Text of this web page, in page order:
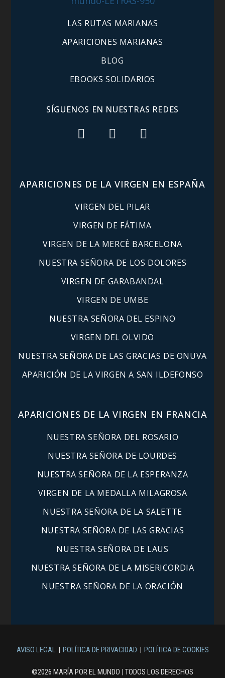
LAS RUTAS MARIANAS
APARICIONES MARIANAS
BLOG
EBOOKS SOLIDARIOS
SÍGUENOS EN NUESTRAS REDES
APARICIONES DE LA VIRGEN EN ESPAÑA
VIRGEN DEL PILAR
VIRGEN DE FÁTIMA
VIRGEN DE LA MERCÈ BARCELONA
NUESTRA SEÑORA DE LOS DOLORES
VIRGEN DE GARABANDAL
VIRGEN DE UMBE
NUESTRA SEÑORA DEL ESPINO
VIRGEN DEL OLVIDO
NUESTRA SEÑORA DE LAS GRACIAS DE ONUVA
APARICIÓN DE LA VIRGEN A SAN ILDEFONSO
APARICIONES DE LA VIRGEN EN FRANCIA
NUESTRA SEÑORA DEL ROSARIO
NUESTRA SEÑORA DE LOURDES
NUESTRA SEÑORA DE LA ESPERANZA
VIRGEN DE LA MEDALLA MILAGROSA
NUESTRA SEÑORA DE LA SALETTE
NUESTRA SEÑORA DE LAS GRACIAS
NUESTRA SEÑORA DE LAUS
NUESTRA SEÑORA DE LA MISERICORDIA
NUESTRA SEÑORA DE LA ORACIÓN
AVISO LEGAL POLÍTICA DE PRIVACIDAD POLÍTICA DE COOKIES
©2026 MARÍA POR EL MUNDO | TODOS LOS DERECHOS